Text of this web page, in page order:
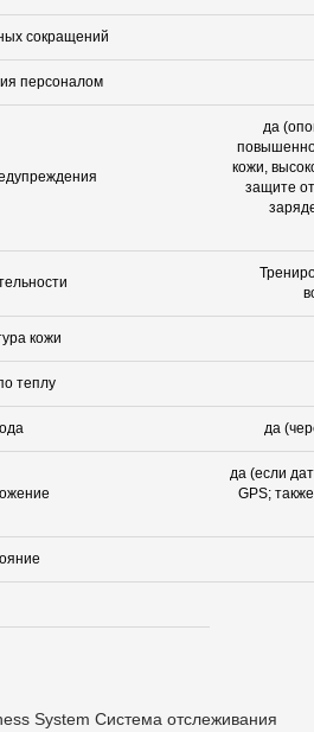
сокращений
персоналом
да
кожи,
защите
кожи
теплу
да
да (если
GPS;
System Система отслеживания